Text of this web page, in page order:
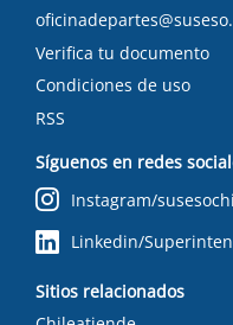
Verifica tu documento
Condiciones de uso
RSS
Síguenos en redes
Instagram/
Linkedin/
Sitios relacionados